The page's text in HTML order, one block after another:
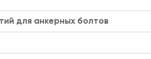
для анкерных болтов